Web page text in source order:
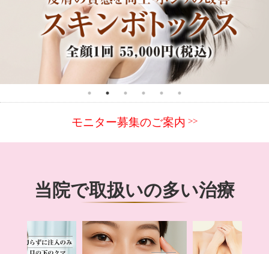
モニター募集のご案内
当院で取扱いの多い治療